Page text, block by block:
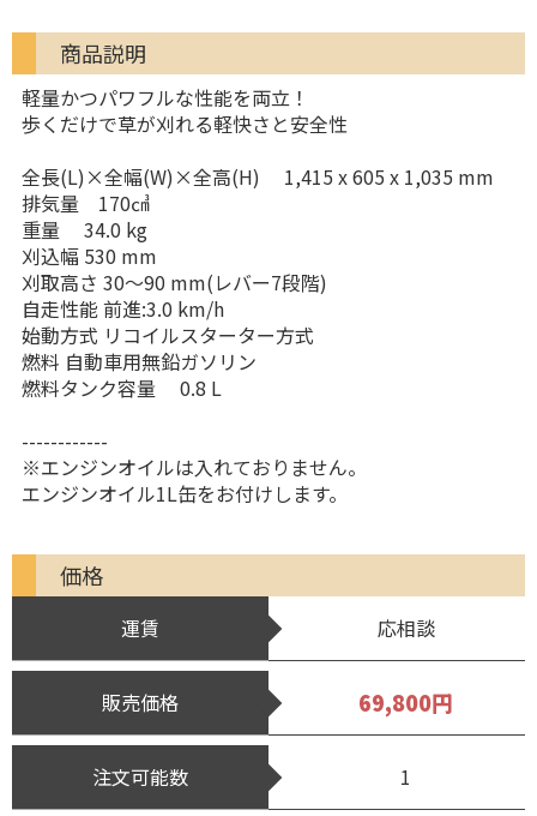
商品説明
軽量かつパワフルな性能を両立！
歩くだけで草が刈れる軽快さと安全性
全長(L)×全幅(W)×全高(H) 1,415 x 605 x 1,035 mm
排気量 170㎤
重量 34.0 kg
刈込幅 530 mm
刈取高さ 30～90 mm(レバー7段階)
自走性能 前進:3.0 km/h
始動方式 リコイルスターター方式
燃料 自動車用無鉛ガソリン
燃料タンク容量 0.8 L
------------
※エンジンオイルは入れておりません。
エンジンオイル1L缶をお付けします。
価格
運賃 応相談
販売価格 69,800円
注文可能数 1